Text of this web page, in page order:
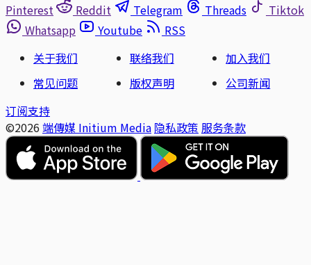
Pinterest
Reddit Telegram Threads
Tiktok
Whatsapp
Youtube
RSS
关于我们
联络我们
加入我们
常见问题
版权声明
公司新闻
订阅支持
©2026 端傳媒 Initium Media 隐私政策 服务条款